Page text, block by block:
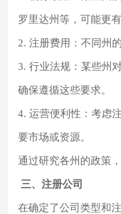
罗里达州等，可能更有
2. 注册费用：不同州
3. 行业法规：某些州
确保遵循这些要求。
4. 运营便利性：考虑
要市场或资源。
通过研究各州的政策
三、注册公司
在确定了公司类型和